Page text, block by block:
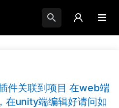
件关联到项目 在web端
在unity端编辑好请问如